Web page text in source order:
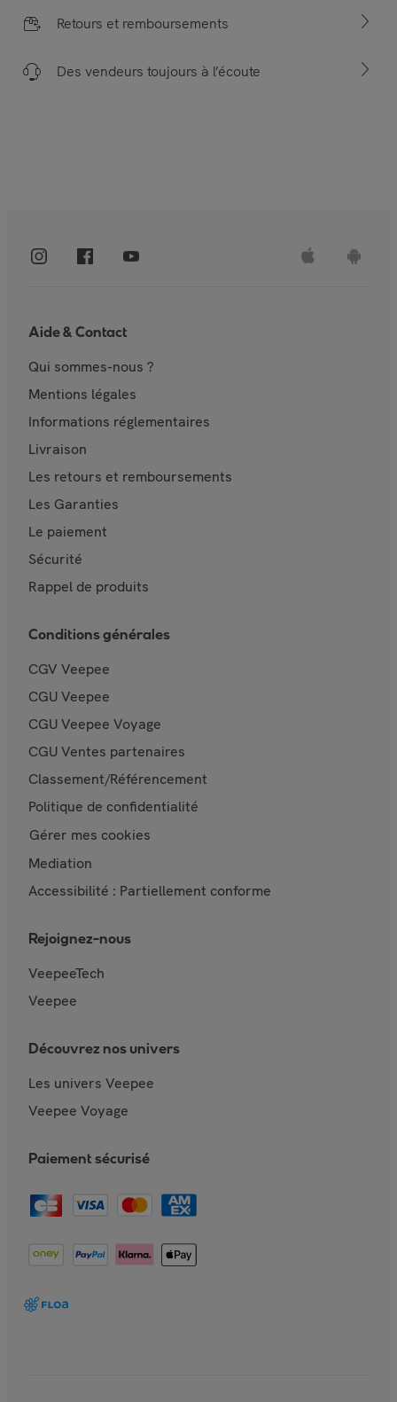
Retours et remboursements
Des vendeurs toujours à l’écoute
Aide & Contact
Qui sommes-nous ?
Mentions légales
Informations réglementaires
Livraison
Les retours et remboursements
Les Garanties
Le paiement
Sécurité
Rappel de produits
Conditions générales
CGV Veepee
CGU Veepee
CGU Veepee Voyage
CGU Ventes partenaires
Classement/Référencement
Politique de confidentialité
Gérer mes cookies
Mediation
Accessibilité : Partiellement conforme
Rejoignez-nous
VeepeeTech
Veepee
Découvrez nos univers
Les univers Veepee
Veepee Voyage
Paiement sécurisé